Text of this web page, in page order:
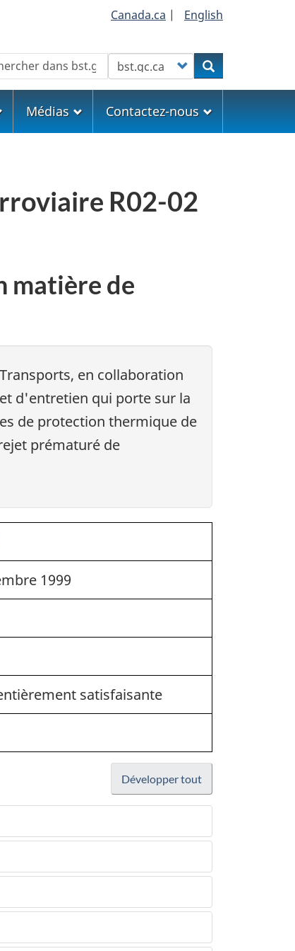
Canada.ca | English
Customize your searchRechercher
Médias Contactez-nous
R02-02
matière de
en collaboration
d'entretien qui porte sur la
de protection thermique de
prématuré de
1999
satisfaisante
Développer tout